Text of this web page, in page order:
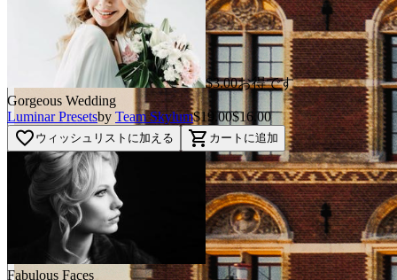
$3.00お得です
Gorgeous Wedding
Luminar Presetsby Team Skylum$19.00$16.00
favorite_border ウィッシュリストに加える shopping_cart カートに追加
Fabulous Faces